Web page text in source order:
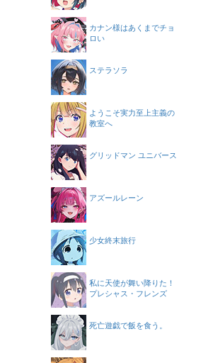
カナン様はあくまでチョ
ロい
ステラソラ
ようこそ実力至上主義の
教室へ
グリッドマン ユニバース
アズールレーン
少女終末旅行
私に天使が舞い降りた！
プレシャス・フレンズ
死亡遊戯で飯を食う。